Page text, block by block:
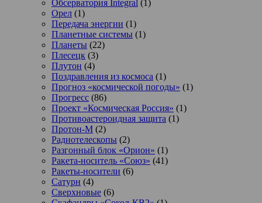
Обсерватория Integral (1)
Орел (1)
Передача энергии (1)
Планетные системы (1)
Планеты (22)
Плесецк (3)
Плутон (4)
Поздравления из космоса (1)
Прогноз «космической погоды» (1)
Прогресс (86)
Проект «Космическая Россия» (1)
Противоастероидная защита (1)
Протон-М (2)
Радиотелескопы (2)
Разгонный блок «Орион» (1)
Ракета-носитель «Союз» (41)
Ракеты-носители (6)
Сатурн (4)
Сверхновые (6)